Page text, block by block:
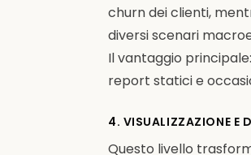
churn dei clienti,
diversi scenari
Il vantaggio
report statici e
4. VISUALIZZAZIONE E
Questo livello